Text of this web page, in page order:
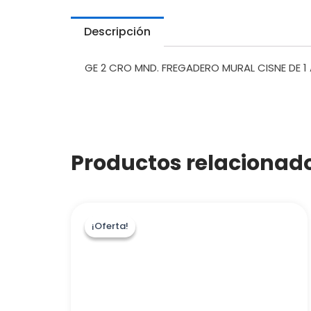
Descripción
GE 2 CRO MND. FREGADERO MURAL CISNE DE
Productos
¡Oferta!
¡Oferta!